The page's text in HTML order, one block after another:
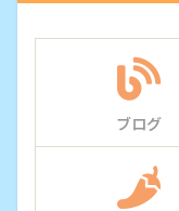
ブログ